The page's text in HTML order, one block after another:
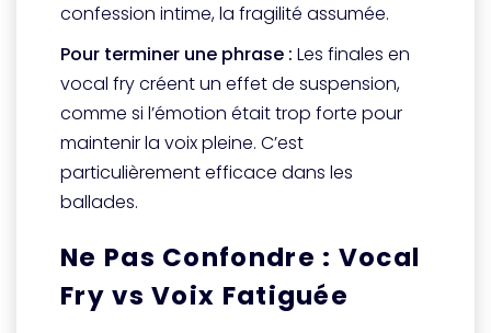
confession intime, la fragilité assumée.
Pour terminer une phrase : Les finales en
vocal fry créent un effet de suspension,
comme si l’émotion était trop forte pour
maintenir la voix pleine. C’est
particulièrement efficace dans les
ballades.
Ne Pas Confondre : Vocal
Fry vs Voix Fatiguée